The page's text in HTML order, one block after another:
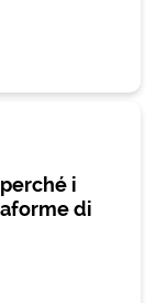
i
di